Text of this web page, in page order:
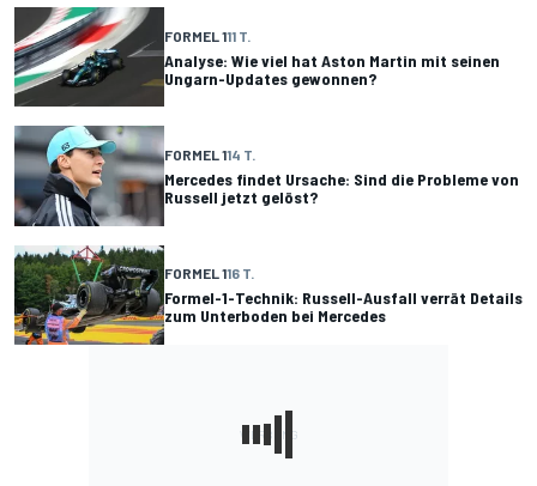
FORMEL 111 T.
Analyse: Wie viel hat Aston Martin mit seinen
Ungarn-Updates gewonnen?
FORMEL 114 T.
Mercedes findet Ursache: Sind die Probleme von
Russell jetzt gelöst?
FORMEL 116 T.
Formel-1-Technik: Russell-Ausfall verrät Details
zum Unterboden bei Mercedes